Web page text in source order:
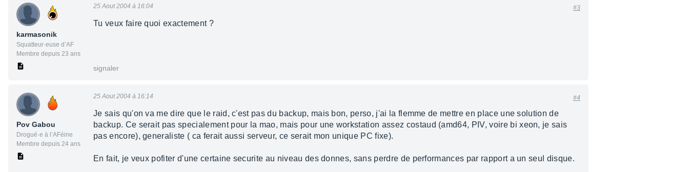
karmasonik
Squatteur·euse d’AF
Membre depuis 23 ans
25 Aout 2004 à 16:04 #3
Tu veux faire quoi exactement ?
signaler
Pov Gabou
Drogué·e à l’AFéine
Membre depuis 24 ans
25 Aout 2004 à 16:14 #4
Je sais qu'on va me dire que le raid, c'est pas du backup, mais bon, perso, j'ai la flemme de mettre en place une solution de
backup. Ce serait pas specialement pour la mao, mais pour une workstation assez costaud (amd64, PIV, voire bi xeon, je sais
pas encore), generaliste ( ca ferait aussi serveur, ce serait mon unique PC fixe).
En fait, je veux pofiter d'une certaine securite au niveau des donnes, sans perdre de performances par rapport a un seul disque.